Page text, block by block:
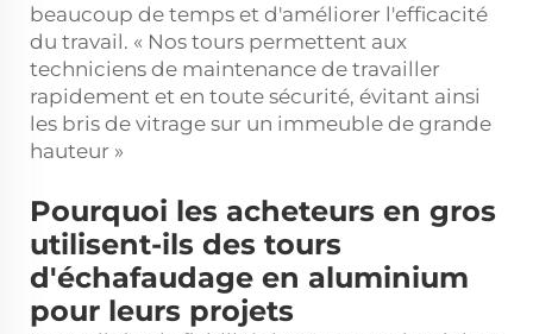
beaucoup de temps et d'améliorer l'efficacité
du travail. « Nos tours permettent aux
techniciens de maintenance de travailler
rapidement et en toute sécurité, évitant ainsi
les bris de vitrage sur un immeuble de grande
hauteur »
Pourquoi les acheteurs en gros
utilisent-ils des tours
d'échafaudage en aluminium
pour leurs projets